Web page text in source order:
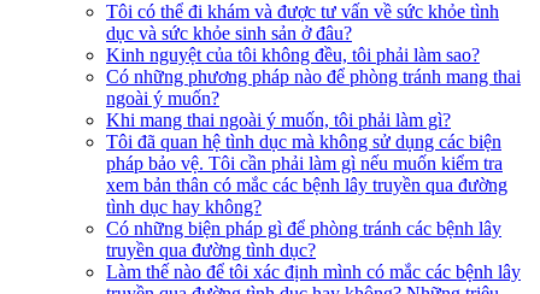
Tôi có thể đi khám và được tư vấn về sức khỏe tình
dục và sức khỏe sinh sản ở đâu?
Kinh nguyệt của tôi không đều, tôi phải làm sao?
Có những phương pháp nào để phòng tránh mang thai
ngoài ý muốn?
Khi mang thai ngoài ý muốn, tôi phải làm gì?
Tôi đã quan hệ tình dục mà không sử dụng các biện
pháp bảo vệ. Tôi cần phải làm gì nếu muốn kiểm tra
xem bản thân có mắc các bệnh lây truyền qua đường
tình dục hay không?
Có những biện pháp gì để phòng tránh các bệnh lây
truyền qua đường tình dục?
Làm thế nào để tôi xác định mình có mắc các bệnh lây